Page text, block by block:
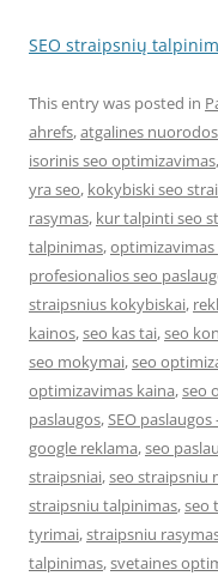
SEO straipsnių
This entry was posted in
ahrefs,atgalines nuorodos
isorinis seo optimizavimas,
yra seo, kokybiski seo
rasymas, kur talpinti seo
talpinimas,optimizavimas
profesionalios seo
straipsnius kokybiskai,
kainos,seo kas tai,seo
seo mokymai,seo
optimizavimas kaina,seo
paslaugos,SEO
google reklama,seo
straipsniai,seo straipsniu
straipsniu talpinimas,seo
tyrimai,straipsniu
talpinimas,svetaines